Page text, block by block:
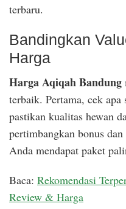
terbaru.
Bandingkan
Harga
Harga Aqiqah Bandung
terbaik. Pertama, cek
pastikan kualitas hewan
pertimbangkan bonus
Anda mendapat paket
Baca: Rekomendasi
Review & Harga